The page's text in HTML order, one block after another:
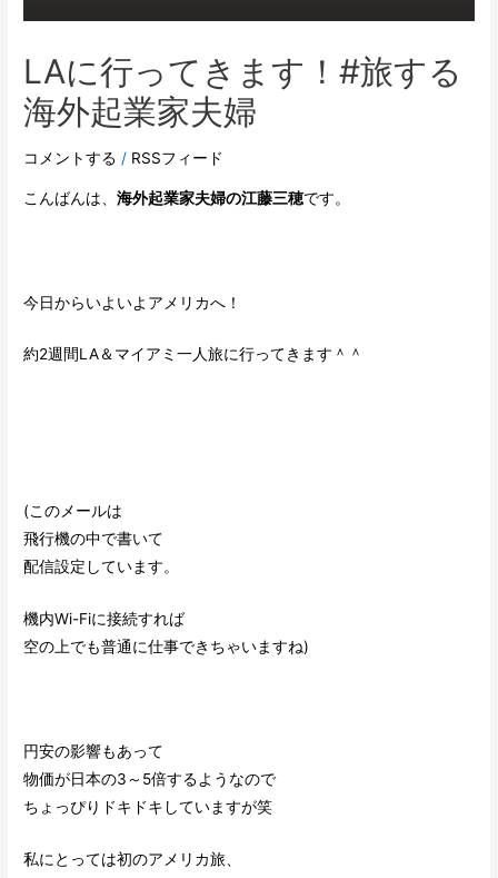
LAに行ってきます！#旅する
海外起業家夫婦
コメントする / RSSフィード
こんばんは、海外起業家夫婦の江藤三穂です。
今日からいよいよアメリカへ！
約2週間LA＆マイアミ一人旅に行ってきます＾＾
(このメールは
飛行機の中で書いて
配信設定しています。
機内Wi-Fiに接続すれば
空の上でも普通に仕事できちゃいますね)
円安の影響もあって
物価が日本の3～5倍するようなので
ちょっぴりドキドキしていますが笑
私にとっては初のアメリカ旅、